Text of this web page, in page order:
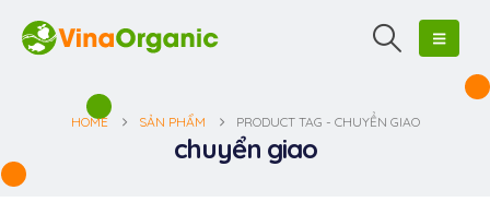
HOME SẢN PHẨM PRODUCT TAG - CHUYỂN GIAO
chuyển giao